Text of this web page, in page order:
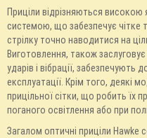
Приціли відрізняються
системою, що забезпечує чітке
стрілку точно наводитися на
Виготовлення, також заслуговує
ударів і вібрації, забезпечують
експлуатації. Крім того, деякі
прицільної сітки, що робить їх
поганого освітлення або при
Загалом оптичні приціли Hawke